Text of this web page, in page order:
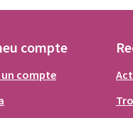
compte
un compte